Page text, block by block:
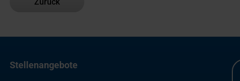
Stellenangebote